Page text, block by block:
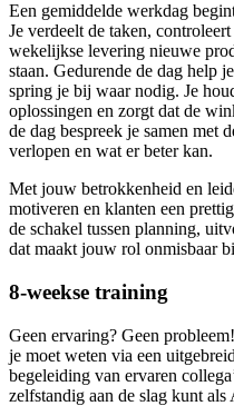
Een gemiddelde werkdag
Je verdeelt de taken,
wekelijkse levering nieuwe
staan. Gedurende de dag help
spring je bij waar nodig. Je
oplossingen en zorgt dat de
de dag bespreek je samen met
verlopen en wat er beter kan.
Met jouw betrokkenheid en
motiveren en klanten een
de schakel tussen planning,
dat maakt jouw rol onmisbaar
8-weekse training
Geen ervaring? Geen
je moet weten via een
begeleiding van ervaren
zelfstandig aan de slag kunt als